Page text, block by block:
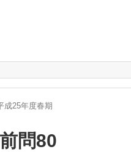
成25年度春期
問80